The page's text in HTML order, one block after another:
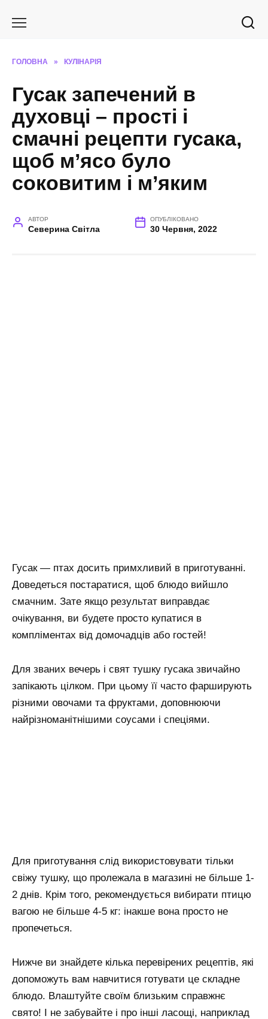
ГОЛОВНА » КУЛІНАРІЯ
Гусак запечений в
духовці – прості і
смачні рецепти гусака,
щоб м’ясо було
соковитим і м’яким
АВТОР
Северина Світла
ОПУБЛІКОВАНО
30 Червня, 2022
Гусак — птах досить примхливий в приготуванні.
Доведеться постаратися, щоб блюдо вийшло
смачним. Зате якщо результат виправдає
очікування, ви будете просто купатися в
компліментах від домочадців або гостей!
Для званих вечерь і свят тушку гусака звичайно
запікають цілком. При цьому її часто фарширують
різними овочами та фруктами, доповнюючи
найрізноманітнішими соусами і спеціями.
Для приготування слід використовувати тільки
свіжу тушку, що пролежала в магазині не більше 1-
2 днів. Крім того, рекомендується вибирати птицю
вагою не більше 4-5 кг: інакше вона просто не
пропечеться.
Нижче ви знайдете кілька перевірених рецептів, які
допоможуть вам навчитися готувати це складне
блюдо. Влаштуйте своїм близьким справжнє
свято! І не забувайте і про інші ласощі, наприклад